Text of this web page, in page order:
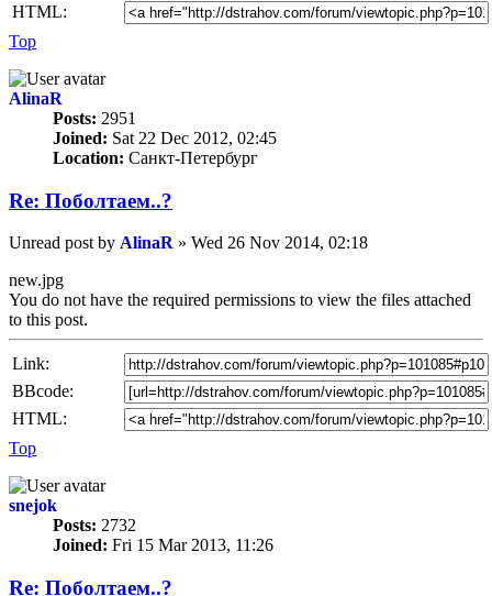
HTML:
Top
AlinaR
Posts: 2951
Joined: Sat 22 Dec 2012, 02:45
Location: Санкт-Петербург
Re: Пoбoлтаем..?
Unread post by AlinaR » Wed 26 Nov 2014, 02:18
new.jpg
You do not have the required permissions to view the files attached
to this post.
Link:
BBcode:
HTML:
Top
snejok
Posts: 2732
Joined: Fri 15 Mar 2013, 11:26
Re: Пoбoлтаем..?